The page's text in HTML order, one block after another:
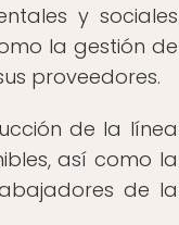
y sociales
la gestión de
proveedores.
de la línea
así como la
de la